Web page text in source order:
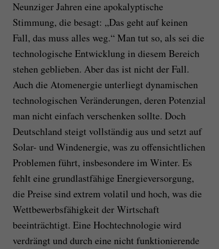
Neunziger Jahren eine apokalyptische
Stimmung, die besagt: „Das geht auf keinen
Fall, das muss alles weg.“ Man tut so, als sei die
technologische Entwicklung in diesem Bereich
stehen geblieben. Aber das ist nicht der Fall.
Auch die Atomenergie unterliegt dynamischen
technologischen Veränderungen, deren Potenzial
man nicht einfach verschenken sollte. Doch
Deutschland steigt vollständig aus und setzt auf
Solar- und Windenergie, was zu offensichtlichen
Problemen führt, insbesondere im Winter. Es
fehlt eine grundlastfähige Energieversorgung,
die Preise sind extrem volatil und hoch, was die
Wettbewerbsfähigkeit der Wirtschaft
beeinträchtigt. Eine Hochtechnologie wird
verdrängt und durch eine nicht funktionierende